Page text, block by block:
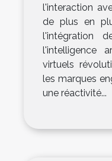
l'interaction
de plus en
l'intégration
l'intelligence
virtuels
les marques
une réactivité...